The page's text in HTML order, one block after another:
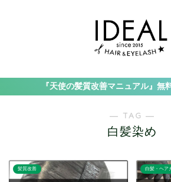
『天使の髪質改善マニュアル』
― TAG ―
白髪染め
髪質改善 白髪・ヘア